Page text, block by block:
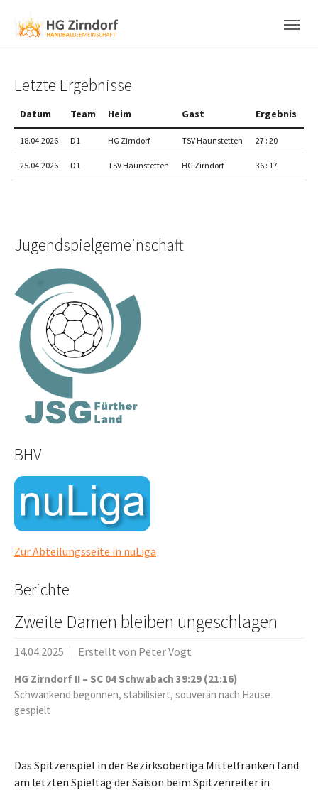
Letzte Ergebnisse
Datum Team Heim Gast Ergebnis
18.04.2026 D1 HG Zirndorf TSV Haunstetten 27 : 20
25.04.2026 D1 TSV Haunstetten HG Zirndorf 36 : 17
Jugendspielgemeinschaft
BHV
Zur Abteilungsseite in nuLiga
Berichte
Zweite Damen bleiben ungeschlagen
14.04.2025 Erstellt von Peter Vogt
HG Zirndorf II – SC 04 Schwabach 39:29 (21:16)
Schwankend begonnen, stabilisiert, souverän nach Hause
gespielt
Das Spitzenspiel in der Bezirksoberliga Mittelfranken fand
am letzten Spieltag der Saison beim Spitzenreiter in